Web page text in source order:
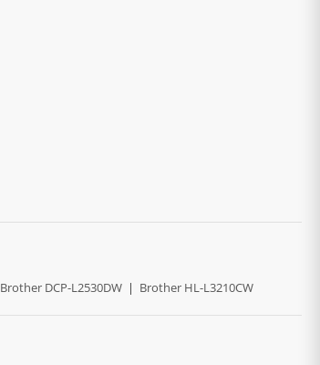
Brother DCP-L2530DW | Brother HL-L3210CW